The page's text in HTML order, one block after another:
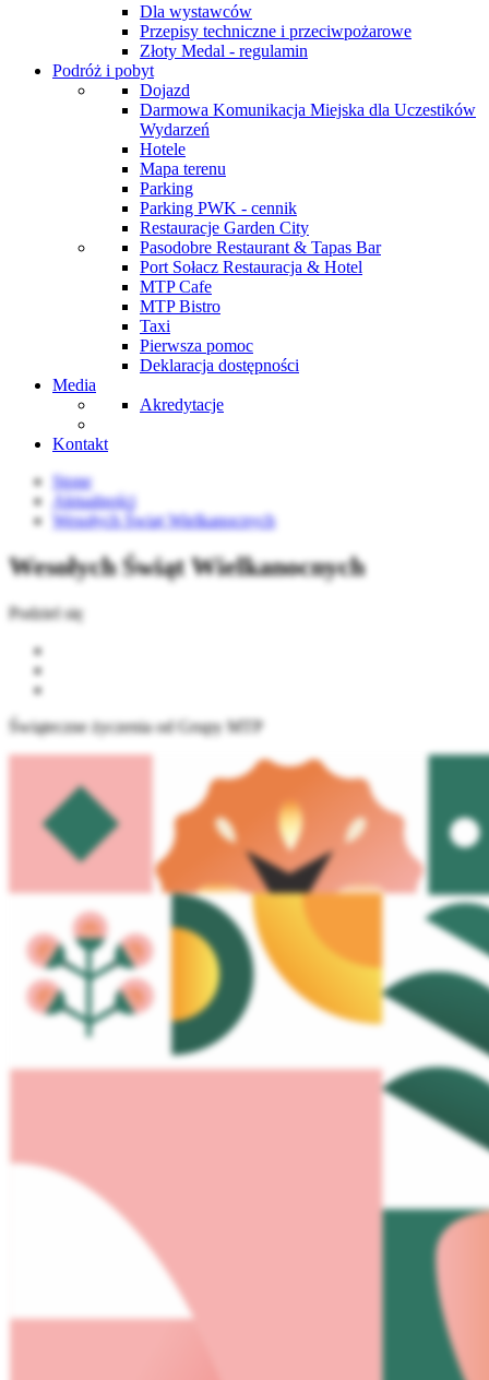
Dla wystawców
Przepisy techniczne i przeciwpożarowe
Złoty Medal - regulamin
Podróż i pobyt
Dojazd
Darmowa Komunikacja Miejska dla Uczestików
Wydarzeń
Hotele
Mapa terenu
Parking
Parking PWK - cennik
Restauracje Garden City
Pasodobre Restaurant & Tapas Bar
Port Sołacz Restauracja & Hotel
MTP Cafe
MTP Bistro
Taxi
Pierwsza pomoc
Deklaracja dostępności
Media
Akredytacje
Kontakt
Stone
Aktualności
Wesołych Świąt Wielkanocnych
Wesołych Świąt Wielkanocnych
Podziel się
Świąteczne życzenia od Grupy MTP